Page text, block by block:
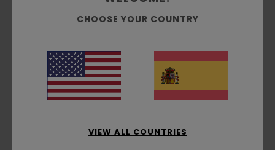
Cuello:Cuello redondo
Serigrafía en el pecho y la espalda
Composición[Tejido principal] 100% algodón
CHOOSE YOUR COUNTRY
VIEW ALL COUNTRIES